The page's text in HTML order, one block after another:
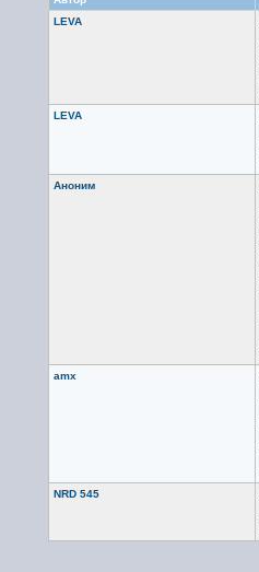
LEVA
LEVA
Аноним
amx
NRD 545